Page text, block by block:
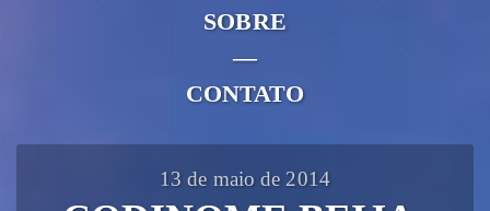
SOBRE
—
CONTATO
13 de maio de 2014